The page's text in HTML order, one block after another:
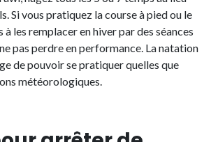
Si vous pratiquez la course à pied ou le
à les remplacer en hiver par des séances
pas perdre en performance. La natation
de pouvoir se pratiquer quelles que
météorologiques.